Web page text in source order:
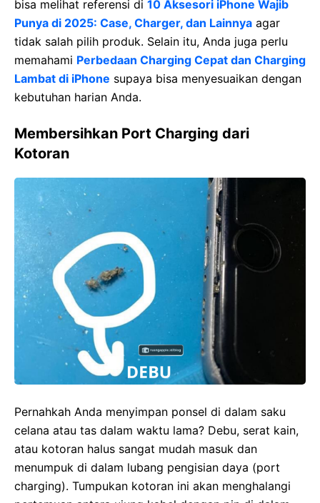
bisa melihat referensi di 10 Aksesori iPhone Wajib
Punya di 2025: Case, Charger, dan Lainnya agar
tidak salah pilih produk. Selain itu, Anda juga perlu
memahami Perbedaan Charging Cepat dan Charging
Lambat di iPhone supaya bisa menyesuaikan dengan
kebutuhan harian Anda.
Membersihkan Port Charging dari
Kotoran
Pernahkah Anda menyimpan ponsel di dalam saku
celana atau tas dalam waktu lama? Debu, serat kain,
atau kotoran halus sangat mudah masuk dan
menumpuk di dalam lubang pengisian daya (port
charging). Tumpukan kotoran ini akan menghalangi